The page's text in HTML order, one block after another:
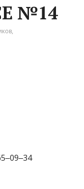
№14
,